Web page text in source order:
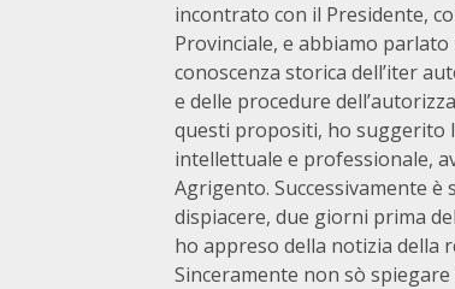
incontrato con il Presidente,
Provinciale, e abbiamo
conoscenza storica dell’iter
e delle procedure
questi propositi, ho suggerito
intellettuale e professionale,
Agrigento. Successivamente
dispiacere, due giorni prima
ho appreso della notizia della
Sinceramente non sò